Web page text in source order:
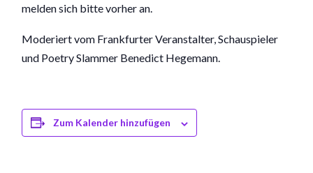
melden sich bitte vorher an.
Moderiert vom Frankfurter Veranstalter, Schauspieler
und Poetry Slammer Benedict Hegemann.
Zum Kalender hinzufügen